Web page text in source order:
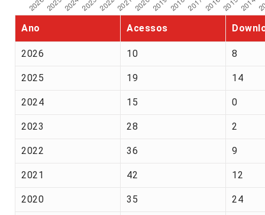
Ano Acessos
2026 10 8
2025 19 14
2024 15 0
2023 28 2
2022 36 9
2021 42 12
2020 35 24